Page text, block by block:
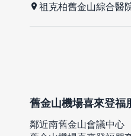
祖克柏舊金山綜合醫
舊金山機場喜來登福
鄰近南舊金山會議中心